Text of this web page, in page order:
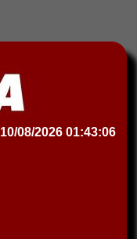
10/08/2026 01:43:06